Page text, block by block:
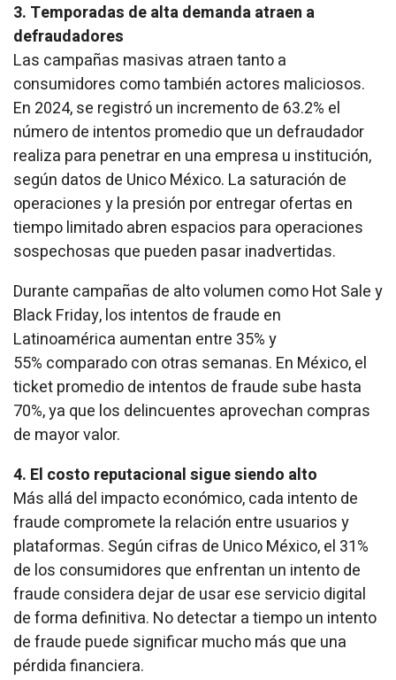
3. Temporadas de alta demanda atraen a
defraudadores
Las campañas masivas atraen tanto a
consumidores como también actores maliciosos.
En 2024, se registró un incremento de 63.2% el
número de intentos promedio que un defraudador
realiza para penetrar en una empresa u institución,
según datos de Unico México. La saturación de
operaciones y la presión por entregar ofertas en
tiempo limitado abren espacios para operaciones
sospechosas que pueden pasar inadvertidas.
Durante campañas de alto volumen como Hot Sale y
Black Friday, los intentos de fraude en
Latinoamérica aumentan entre 35% y
55% comparado con otras semanas. En México, el
ticket promedio de intentos de fraude sube hasta
70%, ya que los delincuentes aprovechan compras
de mayor valor.
4. El costo reputacional sigue siendo alto
Más allá del impacto económico, cada intento de
fraude compromete la relación entre usuarios y
plataformas. Según cifras de Unico México, el 31%
de los consumidores que enfrentan un intento de
fraude considera dejar de usar ese servicio digital
de forma definitiva. No detectar a tiempo un intento
de fraude puede significar mucho más que una
pérdida financiera.